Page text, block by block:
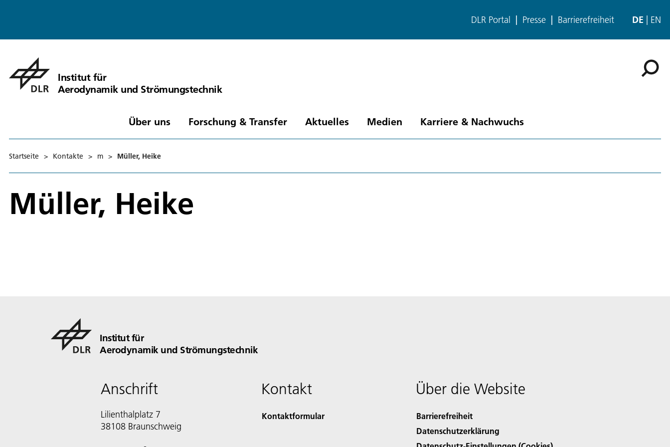
DLR Portal Presse Barrierefreiheit DE EN
Institut für
Aerodynamik und Strömungstechnik
Über uns Forschung & Transfer Aktuelles Medien Karriere & Nachwuchs
Startseite > Kontakte > m > Müller, Heike
Müller, Heike
Institut für
Aerodynamik und Strömungstechnik
Anschrift
Lilienthalplatz 7
38108 Braunschweig
Kontakt
Kontaktformular
Über die Website
Barrierefreiheit
Datenschutzerklärung